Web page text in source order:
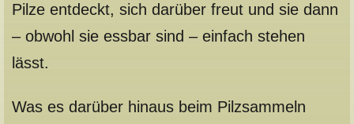
Pilze entdeckt, sich darüber freut und sie dann
– obwohl sie essbar sind – einfach stehen
lässt.
Was es darüber hinaus beim Pilzsammeln